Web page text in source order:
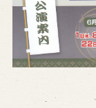
お問
よくある
お電話で